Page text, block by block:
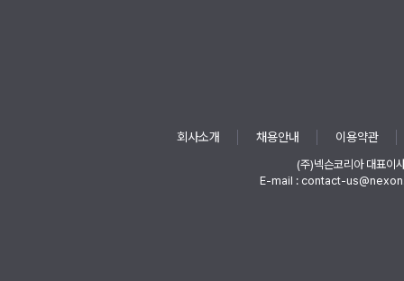
회사소개 채용안내 이용약관
(주)넥슨코리아 대표이
E-mail : contact-